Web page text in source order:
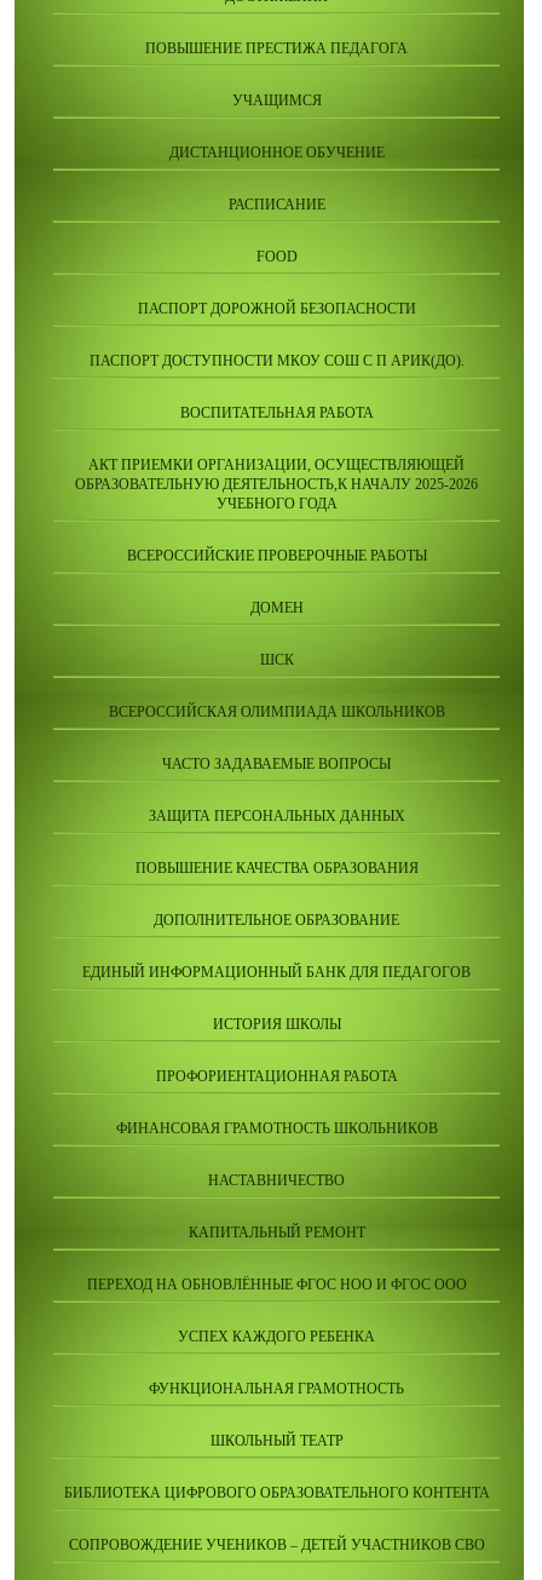
ПОВЫШЕНИЕ ПРЕСТИЖА ПЕДАГОГА
УЧАЩИМСЯ
ДИСТАНЦИОННОЕ ОБУЧЕНИЕ
РАСПИСАНИЕ
FOOD
ПАСПОРТ ДОРОЖНОЙ БЕЗОПАСНОСТИ
ПАСПОРТ ДОСТУПНОСТИ МКОУ СОШ С П АРИК(ДО).
ВОСПИТАТЕЛЬНАЯ РАБОТА
АКТ ПРИЕМКИ ОРГАНИЗАЦИИ, ОСУЩЕСТВЛЯЮЩЕЙ
ОБРАЗОВАТЕЛЬНУЮ ДЕЯТЕЛЬНОСТЬ,К НАЧАЛУ 2025-2026
УЧЕБНОГО ГОДА
ВСЕРОССИЙСКИЕ ПРОВЕРОЧНЫЕ РАБОТЫ
ДОМЕН
ШСК
ВСЕРОССИЙСКАЯ ОЛИМПИАДА ШКОЛЬНИКОВ
ЧАСТО ЗАДАВАЕМЫЕ ВОПРОСЫ
ЗАЩИТА ПЕРСОНАЛЬНЫХ ДАННЫХ
ПОВЫШЕНИЕ КАЧЕСТВА ОБРАЗОВАНИЯ
ДОПОЛНИТЕЛЬНОЕ ОБРАЗОВАНИЕ
ЕДИНЫЙ ИНФОРМАЦИОННЫЙ БАНК ДЛЯ ПЕДАГОГОВ
ИСТОРИЯ ШКОЛЫ
ПРОФОРИЕНТАЦИОННАЯ РАБОТА
ФИНАНСОВАЯ ГРАМОТНОСТЬ ШКОЛЬНИКОВ
НАСТАВНИЧЕСТВО
КАПИТАЛЬНЫЙ РЕМОНТ
ПЕРЕХОД НА ОБНОВЛЁННЫЕ ФГОС НОО И ФГОС ООО
УСПЕХ КАЖДОГО РЕБЕНКА
ФУНКЦИОНАЛЬНАЯ ГРАМОТНОСТЬ
ШКОЛЬНЫЙ ТЕАТР
БИБЛИОТЕКА ЦИФРОВОГО ОБРАЗОВАТЕЛЬНОГО КОНТЕНТА
СОПРОВОЖДЕНИЕ УЧЕНИКОВ – ДЕТЕЙ УЧАСТНИКОВ СВО